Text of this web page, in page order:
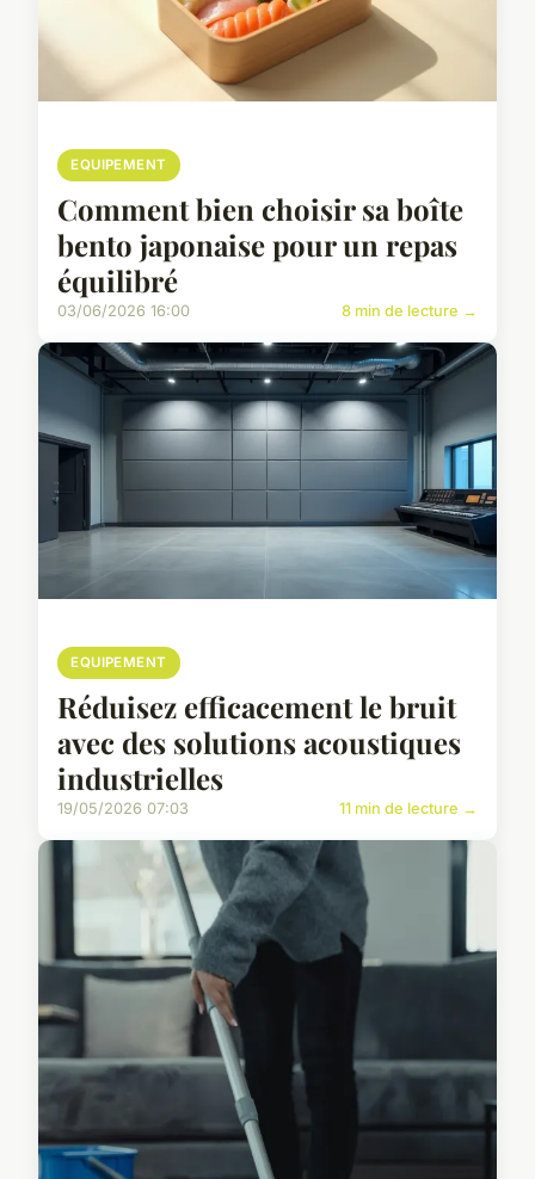
EQUIPEMENT
Comment bien choisir sa boîte
bento japonaise pour un repas
équilibré
03/06/2026 16:00 8 min de lecture →
EQUIPEMENT
Réduisez efficacement le bruit
avec des solutions acoustiques
industrielles
19/05/2026 07:03 11 min de lecture →